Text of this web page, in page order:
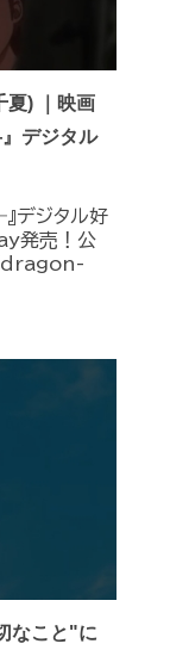
夏) ｜映画
デジタル
デジタル好
発売！公
dragon-
なこと"に